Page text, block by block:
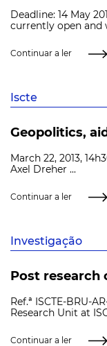
Deadline: 14 May
currently open and
Continuar a ler
Iscte
Geopolitics,
March 22, 2013,
Axel Dreher ...
Continuar a ler
Investigação
Post
Ref.ª ISCTE-BRU-
Research Unit at
Continuar a ler